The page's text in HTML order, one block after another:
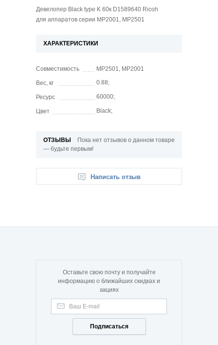
Девелопер Black type K 60к D1589640 Ricoh
для аппаратов серии MP2001, MP2501
ХАРАКТЕРИСТИКИ
Совместимость MP2501, MP2001
Вес, кг 0.88;
Ресурс 60000;
Цвет Black;
ОТЗЫВЫ
Пока нет отзывов о данном товаре
— будьте первым!
Написать отзыв
Оставьте свою почту и получайте
информацию о ближайших скидках и
акциях
Подписаться